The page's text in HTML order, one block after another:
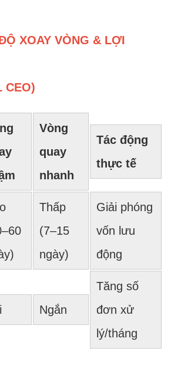
XOAY VÒNG & LỢI
CEO)
Vòng
quay
nhanh
Tác động
thực tế
Thấp
(7–15
ngày)
Giải phóng
vốn lưu
động
Ngắn
Tăng số
đơn xử
lý/tháng